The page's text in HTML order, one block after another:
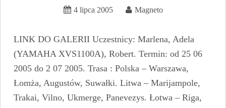
4 lipca 2005 Magneto
LINK DO GALERII Uczestnicy: Marlena, Adela
(YAMAHA XVS1100A), Robert. Termin: od 25 06
2005 do 2 07 2005. Trasa : Polska – Warszawa,
Łomża, Augustów, Suwałki. Litwa – Marijampole,
Trakai, Vilno, Ukmerge, Panevezys. Łotwa – Riga,